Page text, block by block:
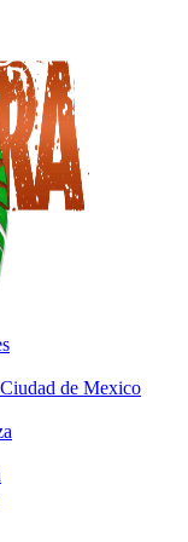
de Mexico